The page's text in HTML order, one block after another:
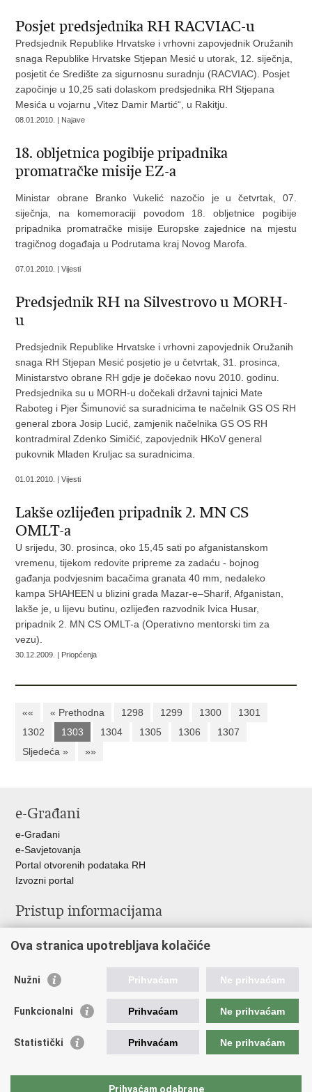
Posjet predsjednika RH RACVIAC-u
Predsjednik Republike Hrvatske i vrhovni zapovjednik Oružanih
snaga Republike Hrvatske Stjepan Mesić u utorak, 12. siječnja,
posjetit će Središte za sigurnosnu suradnju (RACVIAC). Posjet
započinje u 10,25 sati dolaskom predsjednika RH Stjepana
Mesića u vojarnu „Vitez Damir Martić“, u Rakitju.
08.01.2010. | Najave
18. obljetnica pogibije pripadnika
promatračke misije EZ-a
Ministar obrane Branko Vukelić nazočio je u četvrtak, 07.
siječnja, na komemoraciji povodom 18. obljetnice pogibije
pripadnika promatračke misije Europske zajednice na mjestu
tragičnog događaja u Podrutama kraj Novog Marofa.
07.01.2010. | Vijesti
Predsjednik RH na Silvestrovo u MORH-
u
Predsjednik Republike Hrvatske i vrhovni zapovjednik Oružanih
snaga RH Stjepan Mesić posjetio je u četvrtak, 31. prosinca,
Ministarstvo obrane RH gdje je dočekao novu 2010. godinu.
Predsjednika su u MORH-u dočekali državni tajnici Mate
Raboteg i Pjer Šimunović sa suradnicima te načelnik GS OS RH
general zbora Josip Lucić, zamjenik načelnika GS OS RH
kontradmiral Zdenko Simičić, zapovjednik HKoV general
pukovnik Mladen Kruljac sa suradnicima.
01.01.2010. | Vijesti
Lakše ozlijeđen pripadnik 2. MN CS
OMLT-a
U srijedu, 30. prosinca, oko 15,45 sati po afganistanskom
vremenu, tijekom redovite pripreme za zadaću - bojnog
gađanja podvjesnim bacačima granata 40 mm, nedaleko
kampa SHAHEEN u blizini grada Mazar-e–Sharif, Afganistan,
lakše je, u lijevu butinu, ozlijeđen razvodnik Ivica Husar,
pripadnik 2. MN CS OMLT-a (Operativno mentorski tim za
vezu).
30.12.2009. | Priopćenja
«« « Prethodna 1298 1299 1300
1301
1302
1303 1304 1305 1306
1307
Sljedeća »
»»
e-Građani
e-Građani
e-Savjetovanja
Portal otvorenih podataka RH
Izvozni portal
Pristup informacijama
Izjava o pristupačnosti
Ravnopravnost spolova u MORH-u i OSRH
Važne poveznice
Vlada RH
Hrvatski Sabor
Ova stranica upotrebljava kolačiće
Nužni Prihvaćam Ne prihvaćam
Funkcionalni Prihvaćam Ne prihvaćam
Statistički Prihvaćam Ne prihvaćam
Prihvaćam odabrane